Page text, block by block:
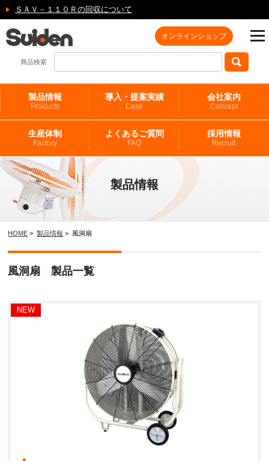
ＳＡＶ－１１０Ｒの回収について
オンラインショップ
商品検索
製品情報
Products
導入・提案実績
Case
会社案内
Concept
生産体制
Factory
よくあるご質問
FAQ
採用情報
Recruit
製品情報
HOME >製品情報 > 風洞扇
風洞扇 製品一覧
NEW